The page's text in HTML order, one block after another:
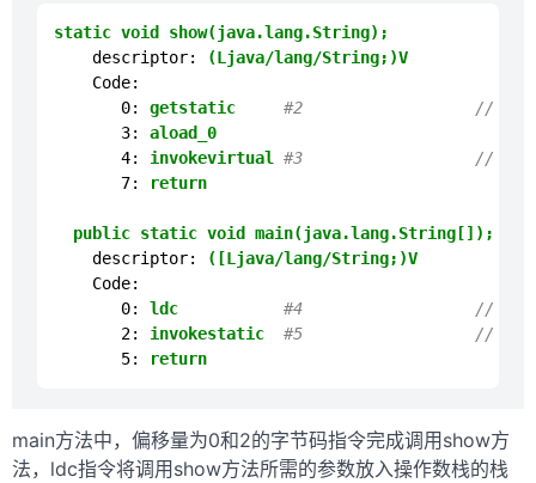
static void show(java.lang.String);
descriptor:
(Ljava/lang/String;)V
Code:
0:
getstatic
#2                  // Field
3:
aload_0
4:
invokevirtual
#3                  //
7:
return
public static void main(java.lang.String[]);
descriptor:
([Ljava/lang/String;)V
Code:
0:
ldc
#4                  //
2:
invokestatic
#5                  //
5:
return
main方法中，偏移量为0和2的字节码指令完成调用show方
法，ldc指令将调用show方法所需的参数放入操作数栈的栈